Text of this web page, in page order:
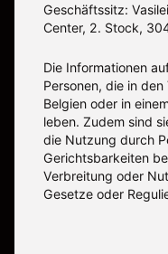
Geschäftssitz:
Center, 2. Stock,
Die Informationen
Personen, die in
Belgien oder in
leben. Zudem sind
die Nutzung durch
Gerichtsbarkeiten
Verbreitung oder
Gesetze oder